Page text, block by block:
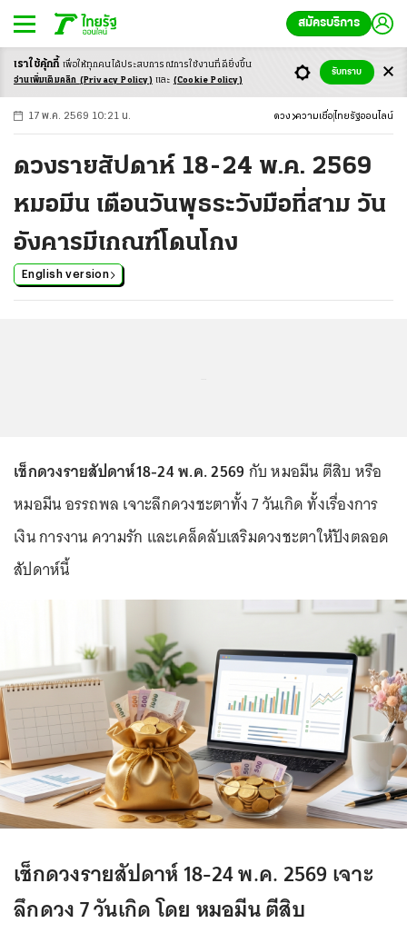
สมัครบริการ
-ก ก ก+
17 พ.ค. 2569 10:21 น. ดวง ความเชื่อ ไทยรัฐออนไลน์
ดวงรายสัปดาห์ 18-24 พ.ค. 2569
หมอมีน เตือนวันพุธระวังมือที่สาม วัน
อังคารมีเกณฑ์โดนโกง
English version
เช็กดวงรายสัปดาห์18-24 พ.ค. 2569 กับ หมอมีน ตีสิบ หรือ
หมอมีน อรรถพล เจาะลึกดวงชะตาทั้ง 7 วันเกิด ทั้งเรื่องการ
เงิน การงาน ความรัก และเคล็ดลับเสริมดวงชะตาให้ปังตลอด
สัปดาห์นี้
เช็กดวงรายสัปดาห์ 18-24 พ.ค. 2569 เจาะ
ลึกดวง 7 วันเกิด โดย หมอมีน ตีสิบ
เราใช้คุ้กกี้ เพื่อให้ทุกคนได้ประสบการณ์การใช้งานที่ดียิ่งขึ้น
อ่านเพิ่มเติมคลิก (Privacy Policy) และ (Cookie Policy)
รับทราบ